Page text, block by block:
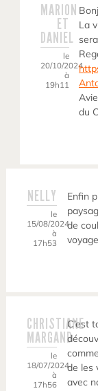
MARION
ET
DANIEL
le
20/10/2024
à
19h11
La
du
NELLY
le
15/08/2024
à
17h53
Enfin
de
CHRISTIANE
MARGAND
le
18/07/2024
à
17h56
C’est
de les
avec